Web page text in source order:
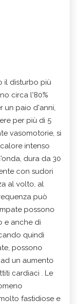
il disturbo più
circa l'80%
un paio d'anni,
per più di 5
vasomotorie, si
intenso
dura da 30
con sudori
al volto, al
può
possono
e anche di
quindi
possono
un aumento
cardiaci . Le
fastidiose e